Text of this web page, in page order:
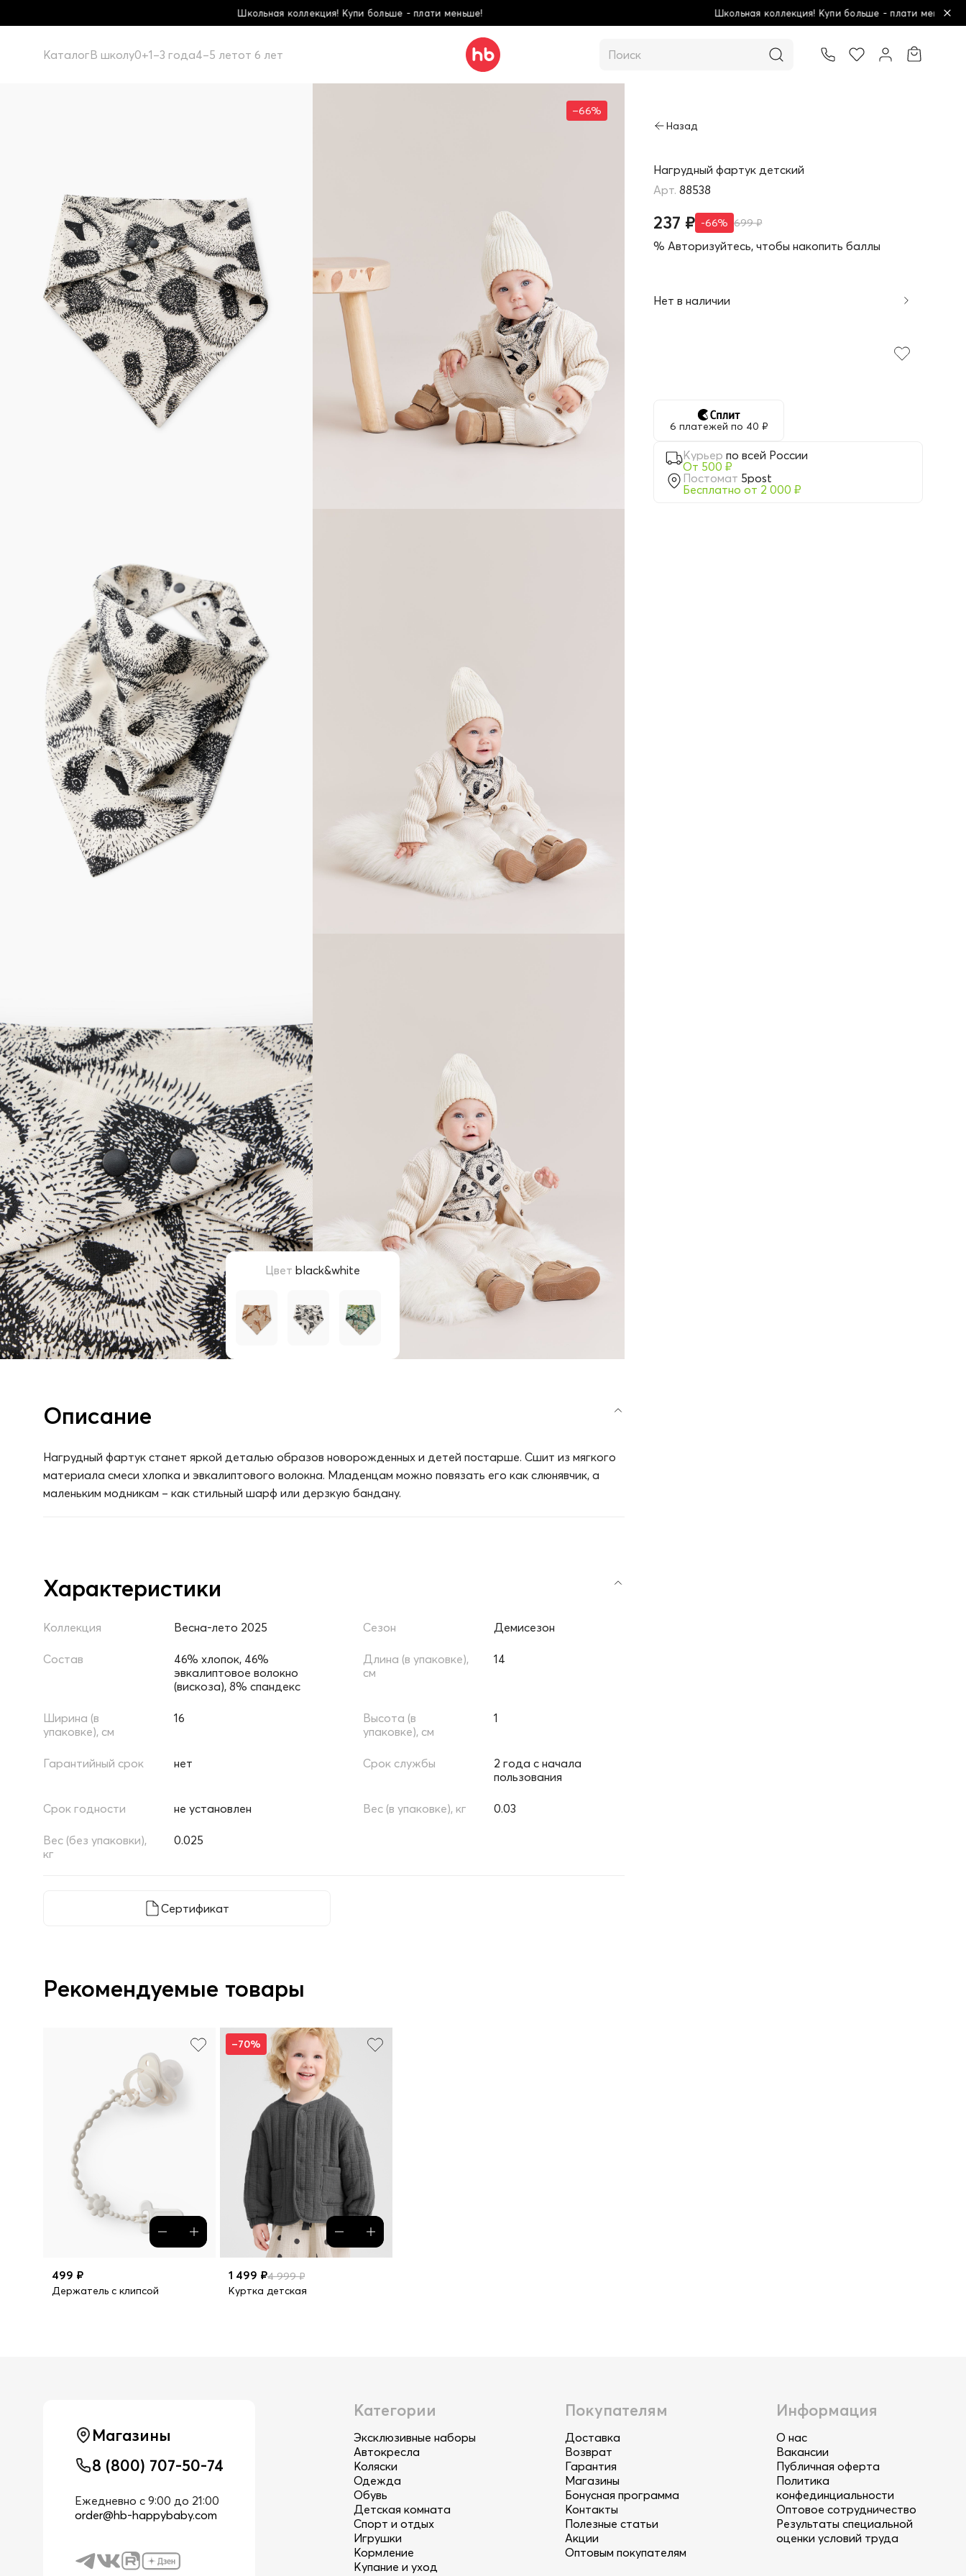
Школьная коллекция! Купи больше - плати меньше! Школьная коллекция! Купи больше - плати меньше!
КаталогВ школу0+1–3 года4–5 летот 6 лет
Нагрудный фартук детский
88538
237 ₽ -66% 699 ₽
% Авторизуйтесь, чтобы накопить баллы
Нет в наличии
6 платежей по 40 ₽
Курьер по всей России
От 500 ₽
Постомат 5post
Бесплатно от 2 000 ₽
–66%
Цвет black&white
Описание
Нагрудный фартук станет яркой деталью образов новорожденных и детей постарше. Сшит из мягкого
материала смеси хлопка и эвкалиптового волокна. Младенцам можно повязать его как слюнявчик, а
маленьким модникам – как стильный шарф или дерзкую бандану.
Характеристики
Коллекция Весна-лето 2025 Сезон Демисезон
Состав
46% хлопок, 46%
эвкалиптовое волокно
(вискоза), 8% спандекс
Длина (в упаковке),
см
14
Ширина (в
упаковке), см
16
Высота (в
упаковке), см
1
Гарантийный срок нет Срок службы
2 года с начала
пользования
Срок годности не установлен Вес (в упаковке), кг 0.03
Вес (без упаковки),
кг
0.025
Сертификат
Рекомендуемые товары
499 ₽
Держатель с клипсой
–70%
1 499 ₽4 999 ₽
Куртка детская
Товар добавлен в корзину
Категории
Эксклюзивные наборы
Автокресла
Коляски
Одежда
Обувь
Детская комната
Спорт и отдых
Игрушки
Кормление
Купание и уход
Покупателям
Доставка
Возврат
Гарантия
Магазины
Бонусная программа
Контакты
Полезные статьи
Акции
Оптовым покупателям
Информация
О нас
Вакансии
Публичная оферта
Политика
конфединциальности
Оптовое сотрудничество
Результаты специальной
оценки условий труда
Магазины
8 (800) 707-50-74
Ежедневно с 9:00 до 21:00
order@hb-happybaby.com